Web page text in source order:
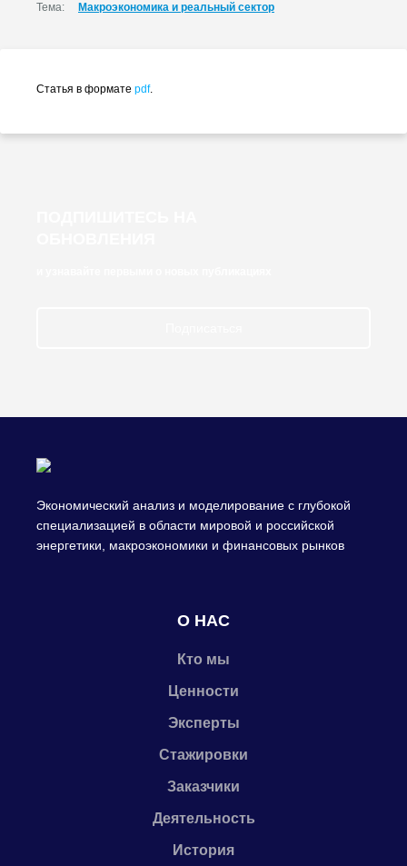
Тема: Макроэкономика и реальный сектор
Статья в формате pdf.
Экономический анализ и моделирование с глубокой
специализацией в области мировой и российской
энергетики, макроэкономики и финансовых рынков
О НАС
Кто мы
Ценности
Эксперты
Стажировки
Заказчики
Деятельность
История